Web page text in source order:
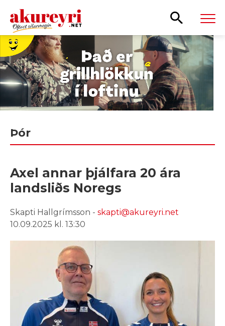
Leita
Þór
Axel annar þjálfara 20 ára
landsliðs Noregs
Skapti Hallgrímsson - skapti@akureyri.net
10.09.2025 kl. 13:30